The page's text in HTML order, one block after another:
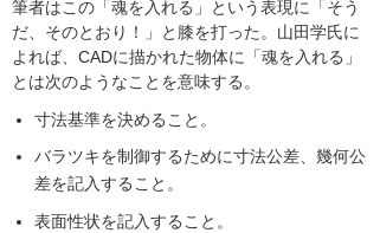
筆者はこの「魂を入れる」という表現に「そう
だ、そのとおり！」と膝を打った。山田学氏に
よれば、CADに描かれた物体に「魂を入れる」
とは次のようなことを意味する。
寸法基準を決めること。
バラツキを制御するために寸法公差、幾何公
差を記入すること。
表面性状を記入すること。